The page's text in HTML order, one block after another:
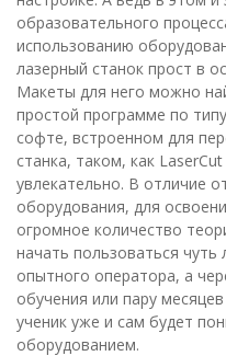
образовательного
использованию
лазерный станок прост в
Макеты для него можно
простой программе по
софте, встроенном для
станка, таком, как
увлекательно. В отличие
оборудования, для
огромное количество
начать пользоваться
опытного оператора, а
обучения или пару
ученик уже и сам будет
оборудованием.